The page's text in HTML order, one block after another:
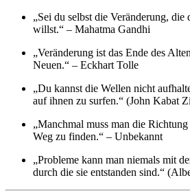
„Sei du selbst die Veränderung, die
willst.“ – Mahatma Gandhi
„Veränderung ist das Ende des
Neuen.“ – Eckhart Tolle
„Du kannst die Wellen nicht
auf ihnen zu surfen.“ (John Kabat
„Manchmal muss man die
Weg zu finden.“ – Unbekannt
„Probleme kann man niemals mit
durch die sie entstanden sind.“